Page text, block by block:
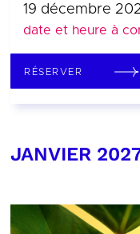
19 décembre
date et heure à
RÉSERVER
JANVIER